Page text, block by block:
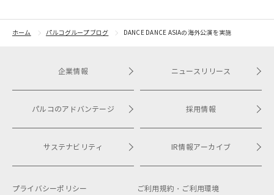
開催！
ホーム パルコグループブログ DANCE DANCE ASIAの海外公演を実施
企業情報
パルコのアドバンテージ
サステナビリティ
ニュースリリース
採用情報
IR情報アーカイブ
プライバシーポリシー ご利用規約・ ご利用環境